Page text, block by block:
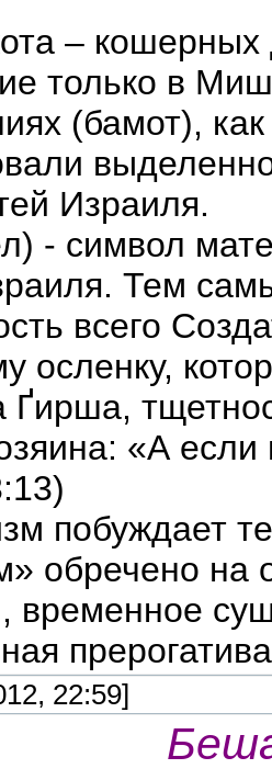
–
только в
(бамот),
Израиля.
- символ
Тем
всего
осленку,
«А
побуждает
обречено на
временное
22:59]